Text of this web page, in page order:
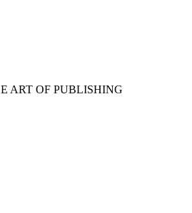
ART OF PUBLISHING